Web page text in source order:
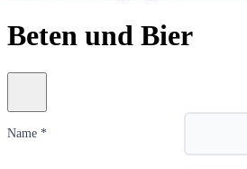
Beten und Bier
Name *